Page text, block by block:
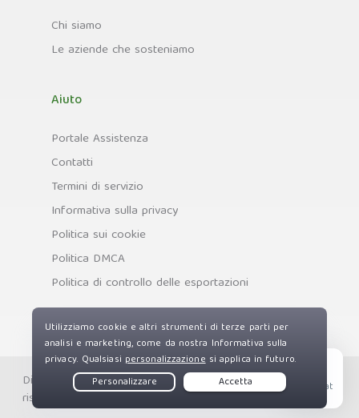
Chi siamo
Le aziende che sosteniamo
Aiuto
Portale Assistenza
Contatti
Termini di servizio
Informativa sulla privacy
Politica sui cookie
Politica DMCA
Politica di controllo delle esportazioni
Diritti d'autore © Private Internet Access, Inc. Tutti i diritti
riservati.
Live Chat